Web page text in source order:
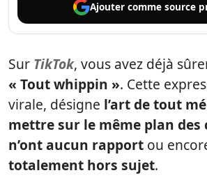
Ajouter comme source
Sur TikTok, vous avez déjà
« Tout whippin ». Cette
virale, désigne l’art de tout
mettre sur le même plan des
n’ont aucun rapport ou
totalement hors sujet.